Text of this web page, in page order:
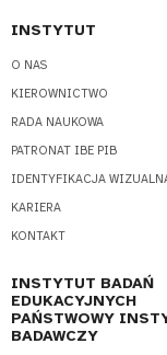
INSTYTUT
O NAS
KIEROWNICTWO
RADA NAUKOWA
PATRONAT IBE PIB
IDENTYFIKACJA
KARIERA
KONTAKT
INSTYTUT BADAŃ
EDUKACYJNYCH
PAŃSTWOWY
BADAWCZY